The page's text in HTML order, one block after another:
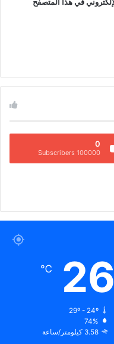
0
100000 Subscribers
26
℃
29º - 24º
74%
3.58 كيلومتر/ساعة